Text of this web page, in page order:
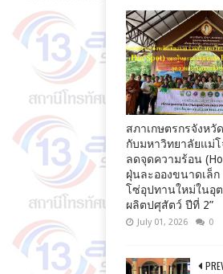
สภาเกษตรกรจังหวั
กับมหาวิทยาลัยแม่
ลดจุดความร้อน
ฝุ่นละอองขนาดเล็ก
โซ่อุปทานใหม่ในอุ
ผลิตปศุสัตว์ ปีที่ 2”
July 01, 2026 0